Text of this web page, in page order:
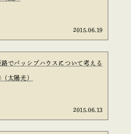
2015.06.19
路でパッシブハウスについて考える
太陽光）
2015.06.13